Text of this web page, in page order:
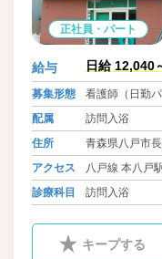
正社員・パート
給与 日給 12,040
募集形態
看護師（日勤パ
配属
訪問入浴
住所
青森県八戸市
アクセス
八戸線 本八戸
診療科目
訪問入浴
キープする